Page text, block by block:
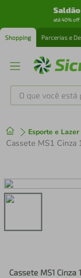
até 40% off
Shopping Parcerias e
O que você está
Esporte e Lazer
Cassete MS1 Cinza
1º tenis